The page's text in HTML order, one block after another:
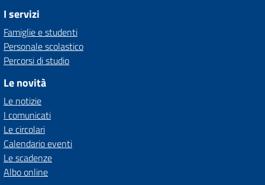
I servizi
Famiglie e studenti
Personale scolastico
Percorsi di studio
Le novità
Le notizie
I comunicati
Le circolari
Calendario eventi
Le scadenze
Albo online